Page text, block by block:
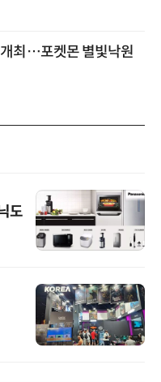
최…포켓몬 별빛낙원
도